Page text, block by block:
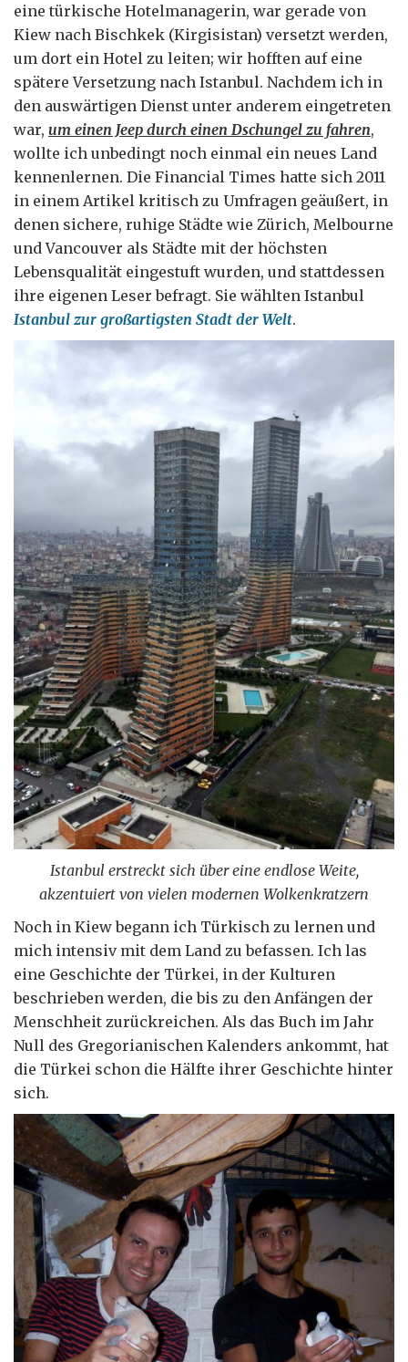
eine türkische Hotelmanagerin, war gerade von
Kiew nach Bischkek (Kirgisistan) versetzt werden,
um dort ein Hotel zu leiten; wir hofften auf eine
spätere Versetzung nach Istanbul. Nachdem ich in
den auswärtigen Dienst unter anderem eingetreten
war, um einen Jeep durch einen Dschungel zu fahren,
wollte ich unbedingt noch einmal ein neues Land
kennenlernen. Die Financial Times hatte sich 2011
in einem Artikel kritisch zu Umfragen geäußert, in
denen sichere, ruhige Städte wie Zürich, Melbourne
und Vancouver als Städte mit der höchsten
Lebensqualität eingestuft wurden, und stattdessen
ihre eigenen Leser befragt. Sie wählten Istanbul
Istanbul zur großartigsten Stadt der Welt.
Istanbul erstreckt sich über eine endlose Weite,
akzentuiert von vielen modernen Wolkenkratzern
Noch in Kiew begann ich Türkisch zu lernen und
mich intensiv mit dem Land zu befassen. Ich las
eine Geschichte der Türkei, in der Kulturen
beschrieben werden, die bis zu den Anfängen der
Menschheit zurückreichen. Als das Buch im Jahr
Null des Gregorianischen Kalenders ankommt, hat
die Türkei schon die Hälfte ihrer Geschichte hinter
sich.